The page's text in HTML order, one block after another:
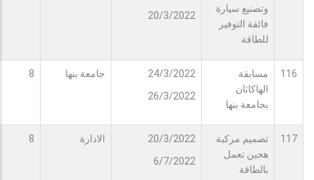
وتصنيع سيارة
فائقة التوفير
للطاقة
20/3/2022
116
مسابقة
الهاكاثان
بجامعة بنها
24/3/2022
26/3/2022
جامعة بنها 8
117
تصميم مركبة
هجين تعمل
بالطاقة
20/3/2022
6/7/2022
الادارة 8